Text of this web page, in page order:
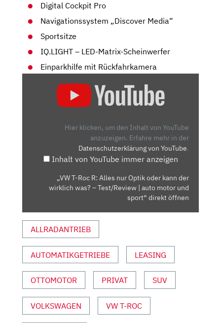
Digital Cockpit Pro
Navigationssystem „Discover Media“
Sportsitze
IQ.LIGHT – LED-Matrix-Scheinwerfer
Einparkhilfe mit Rückfahrkamera
–
TEST/REVIEW
|
AUTO
UND
SPORT“
VON
YOUTUBE
Hier klicken, um den Inhalt von YouTube
anzuzeigen. Erfahre mehr in der
Datenschutzerklärung von YouTube.
Inhalt von YouTube immer anzeigen
„VW T-Roc R: Alles nur Optik oder kann der
wirklich was? – Test/Review | auto motor und
sport“ direkt öffnen
ALLRADANTRIEB
AUTOMATIKGETRIEBE LEASING
OTTOMOTOR PRIVAT SUV
VOLKSWAGEN VW T-ROC